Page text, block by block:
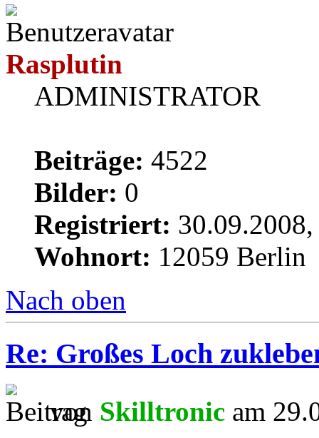
Rasplutin
ADMINISTRATOR
Beiträge: 4522
Bilder: 0
Registriert:
Wohnort: 12059 Berlin
Nach oben
Re: Großes Loch
von Skilltronic am